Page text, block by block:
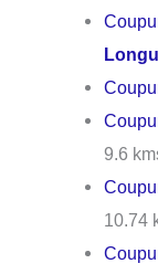
9.6
10.74